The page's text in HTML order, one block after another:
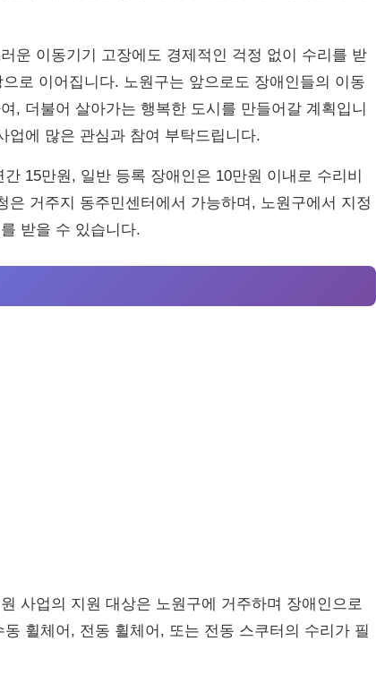
운 이동기기 고장에도 경제적인 걱정 없이 수리를 받
로 이어집니다. 노원구는 앞으로도 장애인들의 이동
, 더불어 살아가는 행복한 도시를 만들어갈 계획입니
업에 많은 관심과 참여 부탁드립니다.
15만원, 일반 등록 장애인은 10만원 이내로 수리비
은 거주지 동주민센터에서 가능하며, 노원구에서 지정
받을 수 있습니다.
사업의 지원 대상은 노원구에 거주하며 장애인으로
휠체어, 전동 휠체어, 또는 전동 스쿠터의 수리가 필